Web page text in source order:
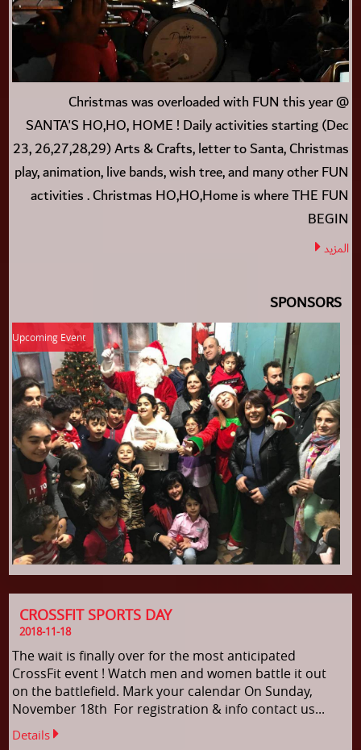
Christmas was overloaded with FUN this year @
SANTA'S HO,HO, HOME ! Daily activities starting (Dec
23, 26,27,28,29) Arts & Crafts, letter to Santa, Christmas
play, animation, live bands, wish tree, and many other FUN
activities . Christmas HO,HO,Home is where THE FUN
BEGIN
المزيد
SPONSORS
CROSSFIT SPORTS DAY
2018-11-18
The wait is finally over for the most anticipated
CrossFit event ! Watch men and women battle it out
on the battlefield. Mark your calendar On Sunday,
November 18th For registration & info contact us...
Details